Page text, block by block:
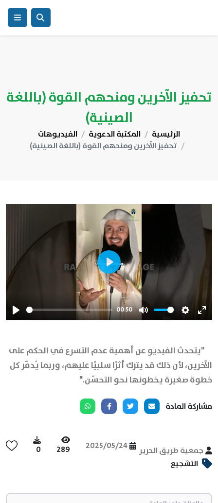
تحفيز الآخرين ومنحهم القوة (باللغة
الصينية)
الرئيسية المكتبة الدعوية
الفيديوهات
تحفيز الآخرين ومنحهم القوة (باللغة الصينية)
Play
00:50
Mute Settings
Play
"يتحدث الفيديو عن أهمية عدم التسرع في الحكم على
الآخرين، لأن ذلك قد يترك أثرًا سلبيًا عليهم، وربما يُدمّر كل
خطوة صغيرة يخطونها نحو التحسّن."
مشاركة المادة
جمعية طريق الحرير 2025/05/24
289
0
التشجيع